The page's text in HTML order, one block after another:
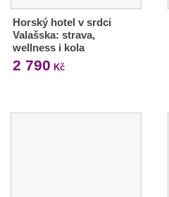
Horský hotel v srdci
Valašska: strava,
wellness i kola
2 790 Kč